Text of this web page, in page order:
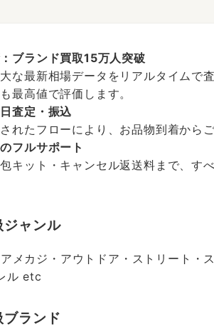
：ブランド買取15万人突破
な最新相場データをリアルタイムで
最高値で評価します。
査定・振込
れたフローにより、お品物到着から
フルサポート
キット・キャンセル返送料まで、す
ジャンル
メカジ・アウトドア・ストリート・
ル etc
ブランド